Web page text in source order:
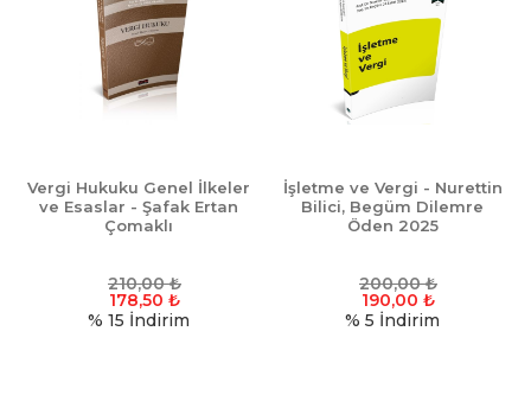
Vergi Hukuku Genel İlkeler
ve Esaslar - Şafak Ertan
Çomaklı
210,00₺
178,50 ₺
% 15 İndirim
İşletme ve Vergi - Nurettin
Bilici, Begüm Dilemre
Öden 2025
200,00₺
190,00 ₺
% 5 İndirim